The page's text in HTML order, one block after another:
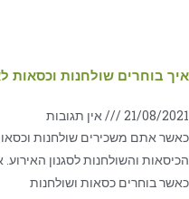
איך בוחרים שולחנות וכסאות
21/08/2021 אין תגובות
כאשר אתם משכירים שולחנות
הכיסאות והשולחנות לסגנון
כאשר בוחרים כסאות ושולחנות